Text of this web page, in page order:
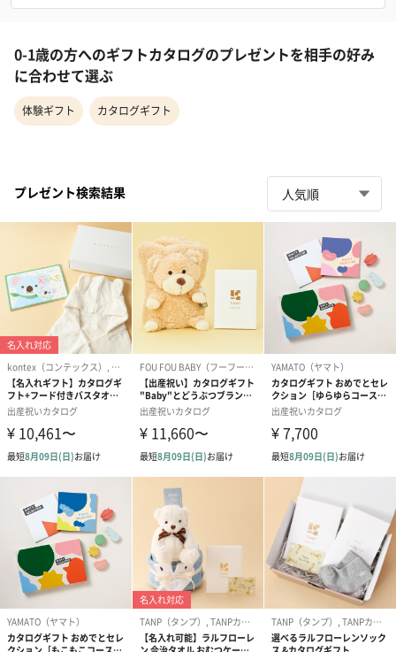
0-1歳の方へのギフトカタログのプレゼントを相手の好み
に合わせて選ぶ
体験ギフト カタログギフト
プレゼント検索結果